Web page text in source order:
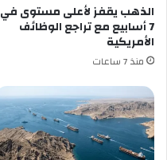
الذهب يقفز لأعلى مستوى في
7 أسابيع مع تراجع الوظائف
الأمريكية
منذ 7 ساعات